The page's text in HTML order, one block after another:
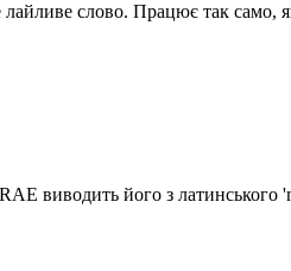
лайливе слово. Працює так
виводить його з латинського